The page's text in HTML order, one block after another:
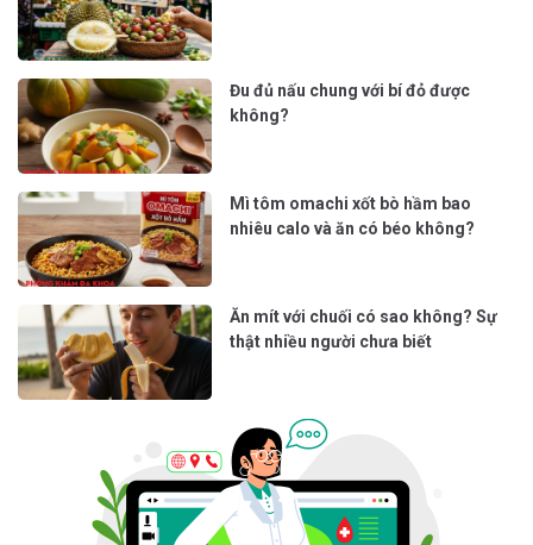
Đu đủ nấu chung với bí đỏ được
không?
Mì tôm omachi xốt bò hầm bao
nhiêu calo và ăn có béo không?
Ăn mít với chuối có sao không? Sự
thật nhiều người chưa biết